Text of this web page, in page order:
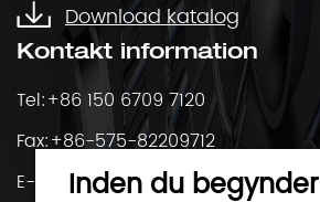
Download katalog
Kontakt information
Tel:+86 150 6709 7120
Fax:+86-575-82209712
E-Mail:market@ftmbearings.com
Inden du begynder